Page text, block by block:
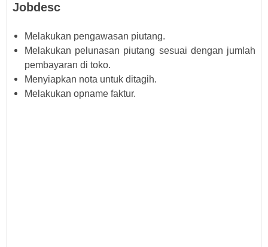
Jobdesc
Melakukan pengawasan piutang.
Melakukan pelunasan piutang sesuai dengan jumlah
pembayaran di toko.
Menyiapkan nota untuk ditagih.
Melakukan opname faktur.